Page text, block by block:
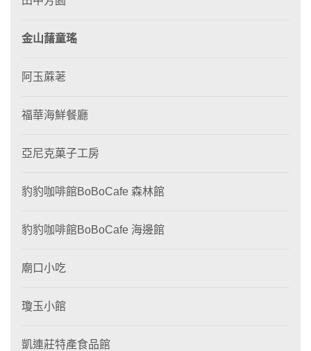
金山藷童瑤
阿玉蔴荖
福華海鮮餐廳
亞尼克菓子工房
豹豹咖啡館BoBoCafe 森林館
豹豹咖啡館BoBoCafe 海邊館
廟口小吃
瓊玉小館
凱連莊特產食品館